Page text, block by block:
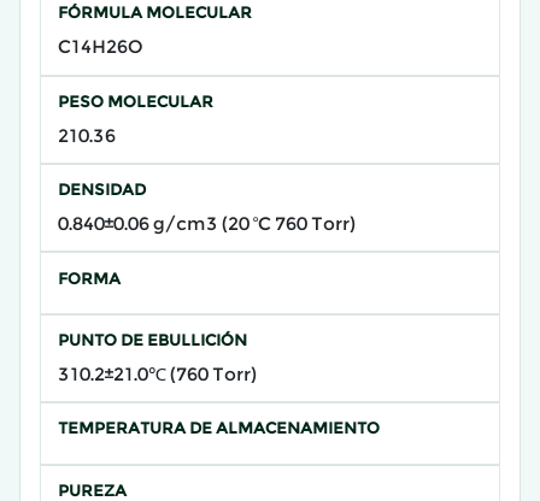
FÓRMULA MOLECULAR
C14H26O
PESO MOLECULAR
210.36
DENSIDAD
0.840±0.06 g/cm3 (20 ºC 760 Torr)
FORMA
PUNTO DE EBULLICIÓN
310.2±21.0℃ (760 Torr)
TEMPERATURA DE ALMACENAMIENTO
PUREZA